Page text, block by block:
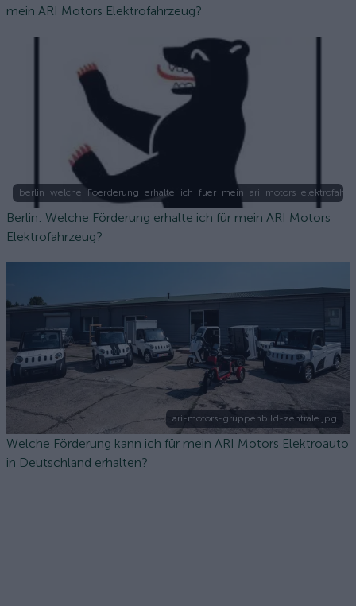
mein ARI Motors Elektrofahrzeug?
Berlin: Welche Förderung erhalte ich für mein ARI Motors
Elektrofahrzeug?
ari-motors-gruppenbild-zentrale.jpg
Welche Förderung kann ich für mein ARI Motors Elektroauto
in Deutschland erhalten?